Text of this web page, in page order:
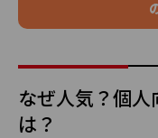
なぜ人気？個
は？